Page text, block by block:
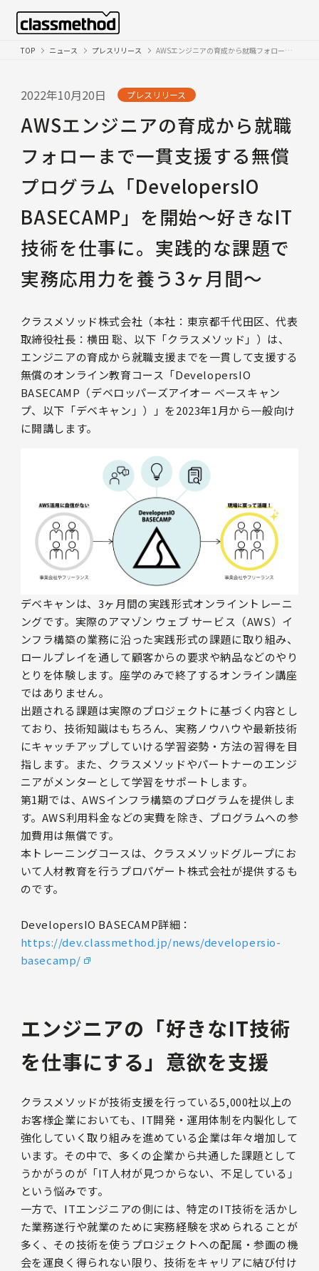
TOP ニュース プレスリリース AWSエンジニアの育成から就職フォローまで一貫支援する無償プログラム「DevelopersIO BASECAMP」を開始〜好きなIT技術を仕事に。実践的な課題で実務応用力を養う3ヶ月間〜
2022年10月20日 プレスリリース
AWSエンジニアの育成から就職
フォローまで一貫支援する無償
プログラム「DevelopersIO
BASECAMP」を開始〜好きなIT
技術を仕事に。実践的な課題で
実務応用力を養う3ヶ月間〜
クラスメソッド株式会社（本社：東京都千代田区、代表
取締役社長：横田 聡、以下「クラスメソッド」）は、
エンジニアの育成から就職支援までを一貫して支援する
無償のオンライン教育コース「DevelopersIO
BASECAMP（デベロッパーズアイオー ベースキャン
プ、以下「デベキャン」）」を2023年1月から一般向け
に開講します。
デベキャンは、3ヶ月間の実践形式オンライントレーニ
ングです。実際のアマゾン ウェブ サービス（AWS）イ
ンフラ構築の業務に沿った実践形式の課題に取り組み、
ロールプレイを通して顧客からの要求や納品などのやり
とりを体験します。座学のみで終了するオンライン講座
ではありません。
出題される課題は実際のプロジェクトに基づく内容とし
ており、技術知識はもちろん、実務ノウハウや最新技術
にキャッチアップしていける学習姿勢・方法の習得を目
指します。また、クラスメソッドやパートナーのエンジ
ニアがメンターとして学習をサポートします。
第1期では、AWSインフラ構築のプログラムを提供しま
す。AWS利用料金などの実費を除き、プログラムへの参
加費用は無償です。
本トレーニングコースは、クラスメソッドグループにお
いて人材教育を行うプロパゲート株式会社が提供するも
のです。
DevelopersIO BASECAMP詳細：
https://dev.classmethod.jp/news/developersio-
basecamp/
エンジニアの「好きなIT技術
を仕事にする」意欲を支援
クラスメソッドが技術支援を行っている5,000社以上の
お客様企業においても、IT開発・運用体制を内製化して
強化していく取り組みを進めている企業は年々増加して
います。その中で、多くの企業から共通した課題として
うかがうのが「IT人材が見つからない、不足している」
という悩みです。
一方で、ITエンジニアの側には、特定のIT技術を活かし
た業務遂行や就業のために実務経験を求められることが
多く、その技術を使うプロジェクトへの配属・参画の機
会を運良く得られない限り、技術をキャリアに結び付け